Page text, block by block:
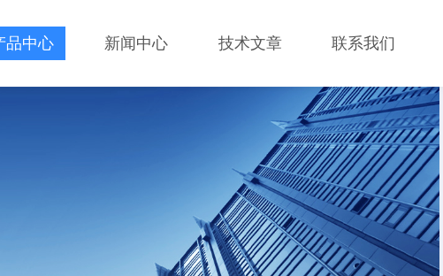
品中心 新闻中心 技术文章 联系我们